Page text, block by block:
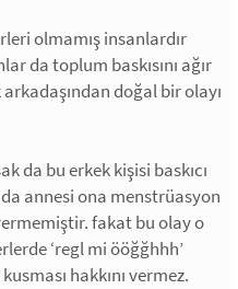
olmamış insanlardır
da toplum baskısını ağır
doğal bir olayı
da bu erkek kişisi baskıcı
annesi ona menstrüasyon
fakat bu olay o
‘regl mi ööğğhhh’
hakkını vermez.